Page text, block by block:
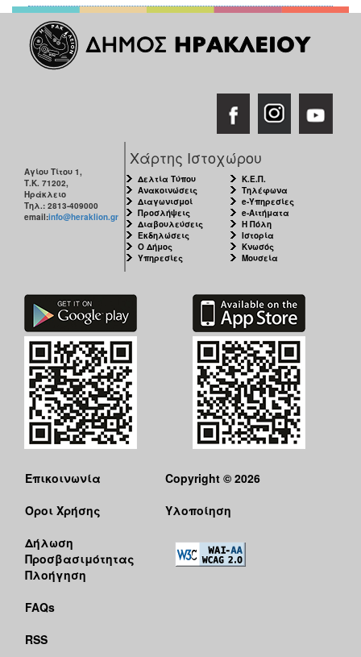
Αγίου Τίτου 1,
Τ.Κ. 71202,
Ηράκλειο
Τηλ.: 2813-409000
email:info@heraklion.gr
Χάρτης Ιστοχώρου
Δελτία Τύπου
Ανακοινώσεις
Διαγωνισμοί
Προσλήψεις
Διαβουλεύσεις
Εκδηλώσεις
Ο Δήμος
Υπηρεσίες
Κ.Ε.Π.
Τηλέφωνα
e-Υπηρεσίες
e-Αιτήματα
Η Πόλη
Ιστορία
Κνωσός
Μουσεία
Επικοινωνία
Όροι Χρήσης
Δήλωση
Προσβασιμότητας
Πλοήγηση
FAQs
RSS
Copyright © 2026
Υλοποίηση